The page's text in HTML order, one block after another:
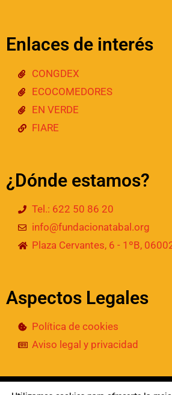
Enlaces de interés
CONGDEX
ECOCOMEDORES
EN VERDE
FIARE
¿Dónde estamos?
Tel.: 622 50 86 20
info@fundacionatabal.org
Plaza Cervantes, 6 - 1ºB,
Aspectos Legales
Política de cookies
Aviso legal y privacidad